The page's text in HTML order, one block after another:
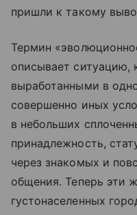
пришли к такому
Термин
описывает ситуацию,
выработанными в
совершенно иных
в небольших
принадлежность,
через знакомых и
общения. Теперь эти
густонаселенных